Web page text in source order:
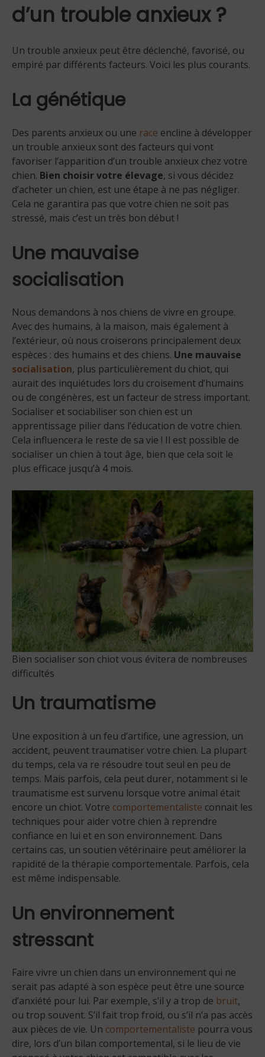
d’un trouble anxieux ?
Un trouble anxieux peut être déclenché, favorisé, ou
empiré par différents facteurs. Voici les plus courants.
La génétique
Des parents anxieux ou une race encline à développer
un trouble anxieux sont des facteurs qui vont
favoriser l’apparition d’un trouble anxieux chez votre
chien. Bien choisir votre élevage, si vous décidez
d’acheter un chien, est une étape à ne pas négliger.
Cela ne garantira pas que votre chien ne soit pas
stressé, mais c’est un très bon début !
Une mauvaise
socialisation
Nous demandons à nos chiens de vivre en groupe.
Avec des humains, à la maison, mais également à
l’extérieur, où nous croiserons principalement deux
espèces : des humains et des chiens. Une mauvaise
socialisation, plus particulièrement du chiot, qui
aurait des inquiétudes lors du croisement d’humains
ou de congénères, est un facteur de stress important.
Socialiser et sociabiliser son chien est un
apprentissage pilier dans l’éducation de votre chien.
Cela influencera le reste de sa vie ! Il est possible de
socialiser un chien à tout âge, bien que cela soit le
plus efficace jusqu’à 4 mois.
Bien socialiser son chiot vous évitera de nombreuses
difficultés
Un traumatisme
Une exposition à un feu d’artifice, une agression, un
accident, peuvent traumatiser votre chien. La plupart
du temps, cela va re résoudre tout seul en peu de
temps. Mais parfois, cela peut durer, notamment si le
traumatisme est survenu lorsque votre animal était
encore un chiot. Votre comportementaliste connait les
techniques pour aider votre chien à reprendre
confiance en lui et en son environnement. Dans
certains cas, un soutien vétérinaire peut améliorer la
rapidité de la thérapie comportementale. Parfois, cela
est même indispensable.
Un environnement
stressant
Faire vivre un chien dans un environnement qui ne
serait pas adapté à son espèce peut être une source
d’anxiété pour lui. Par exemple, s’il y a trop de bruit,
ou trop souvent. S’il fait trop froid, ou s’il n’a pas accès
aux pièces de vie. Un comportementaliste pourra vous
dire, lors d’un bilan comportemental, si le lieu de vie